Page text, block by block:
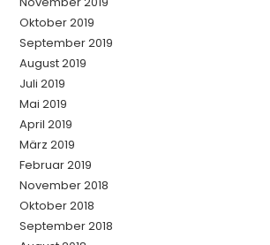
Oktober 2019
September 2019
August 2019
Juli 2019
Mai 2019
April 2019
März 2019
Februar 2019
November 2018
Oktober 2018
September 2018